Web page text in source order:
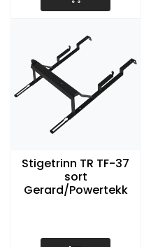
Stigetrinn TR TF-37
sort
Gerard/Powertekk